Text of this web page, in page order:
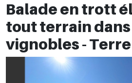
Balade en trott
tout terrain dans
vignobles -